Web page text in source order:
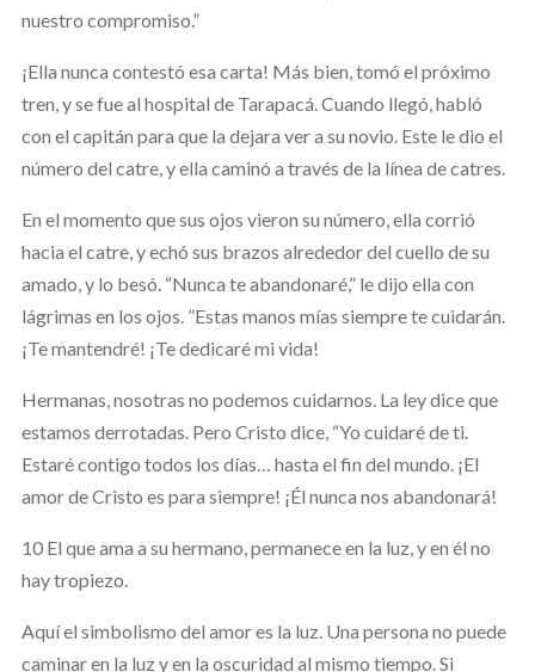
nuestro compromiso.”
¡Ella nunca contestó esa carta! Más bien, tomó el próximo
tren, y se fue al hospital de Tarapacá. Cuando llegó, habló
con el capitán para que la dejara ver a su novio. Este le dio el
número del catre, y ella caminó a través de la línea de catres.
En el momento que sus ojos vieron su número, ella corrió
hacia el catre, y echó sus brazos alrededor del cuello de su
amado, y lo besó. “Nunca te abandonaré,” le dijo ella con
lágrimas en los ojos. ”Estas manos mías siempre te cuidarán.
¡Te mantendré! ¡Te dedicaré mi vida!
Hermanas, nosotras no podemos cuidarnos. La ley dice que
estamos derrotadas. Pero Cristo dice, “Yo cuidaré de ti.
Estaré contigo todos los días… hasta el fin del mundo. ¡El
amor de Cristo es para siempre! ¡Él nunca nos abandonará!
10 El que ama a su hermano, permanece en la luz, y en él no
hay tropiezo.
Aquí el simbolismo del amor es la luz. Una persona no puede
caminar en la luz y en la oscuridad al mismo tiempo. Si